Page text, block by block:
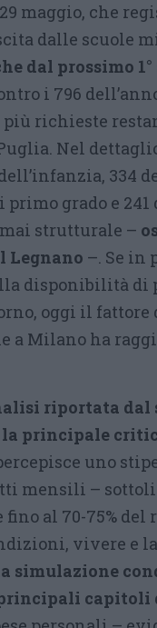
maggio, che
dalle scuole
dal prossimo
i 796
richieste
Nel
334
primo grado e
strutturale –
Legnano –. Se in
disponibilità di
oggi il
a Milano ha
riportata
la principale
uno
mensili –
fino al 70-75%
vivere e
simulazione
capitoli